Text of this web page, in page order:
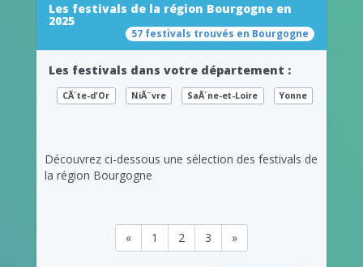
Les festivals de la région Bourgogne en
2025
57 festivals trouvés en Bourgogne
Les festivals dans votre département :
CÃ´te-d'Or NiÃ¨vre SaÃ´ne-et-Loire Yonne
Découvrez ci-dessous une sélection des festivals de
la région Bourgogne
« 1 2 3 »